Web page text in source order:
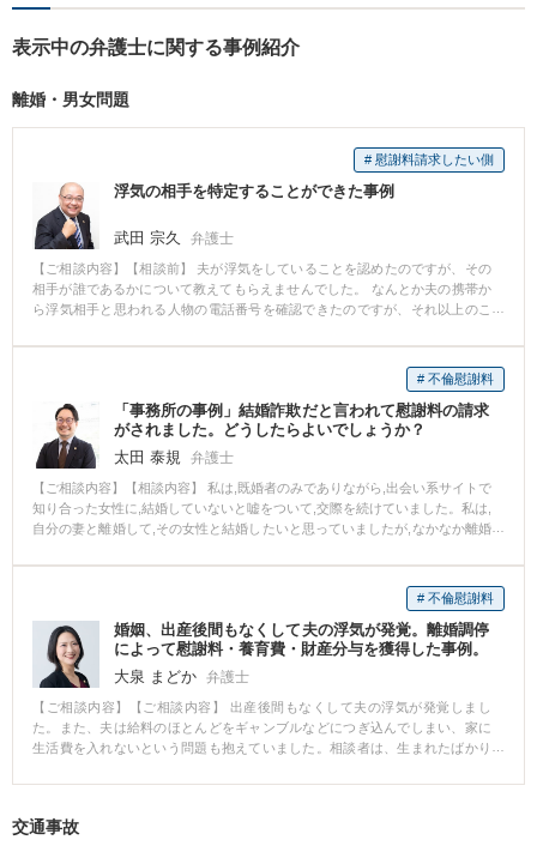
表示中の弁護士に関する事例紹介
離婚・男女問題
# 慰謝料請求したい側
浮気の相手を特定することができた事例
武田 宗久 弁護士
【ご相談内容】【相談前】 夫が浮気をしていることを認めたのですが、その
相手が誰であるかについて教えてもらえませんでした。 なんとか夫の携帯か
ら浮気相手と思われる人物の電話番号を確認できたのですが、それ以上のこ
したところ弁護士会を通じた照会を携帯のキャリアにしてもらうことにより
電話番号から浮気相手が誰であるかがわかりました。 そして、その後の慰謝
料の交渉についても弁護士に依頼したことでスムーズに進めることができま
した。 【先生のコメント】 いわゆる23条照会を使うことで通常は分からない
情報を得ることにより浮気相手が分かり、慰謝料の請求が可能となる場合が
あります。 ぜひ一度ご相談ください。
# 不倫慰謝料
「事務所の事例」結婚詐欺だと言われて慰謝料の請求
がされました。どうしたらよいでしょうか？
太田 泰規 弁護士
【ご相談内容】【相談内容】 私は,既婚者のみでありながら,出会い系サイトで
知り合った女性に,結婚していないと嘘をついて,交際を続けていました。私は,
自分の妻と離婚して,その女性と結婚したいと思っていましたが,なかなか離婚
ら,一部生活費を援助してもらっていました。 ところが,相手に私が結婚してい
ることがバレてしまい,結婚詐欺だ,今まで援助したお金を返せ!と言われまし
た。 どうしたらよいでしょうか? 私は,自分が相手の女性に嘘をついていたこ
とを本当に申し訳なく思っていました。 しかし,だれにも相談できずにいまし
た。 先生に相談して,心が癒され,相手の女性に謝罪の気持ちを伝えようと思い
ました。私は経済的に決して余裕があるわけではありませんでしたが,嘘をつ
いて交際をしていたことで,多少なりとも慰謝料を払わなければならない可能
性も理解することができました。 事件が終わり,自身がなんとか支払える金額
で合意ができて,本当に良かったです。 ありがとうございました。 【先生のコ
メント】 こちらこそありがとうございました。 結婚詐欺,というと聞こえは悪
よかったです。 今回の事件ではそこまでではなりませんでしたが,「結婚詐欺
# 不倫慰謝料
婚姻、出産後間もなくして夫の浮気が発覚。離婚調停
によって慰謝料・養育費・財産分与を獲得した事例。
大泉 まどか 弁護士
【ご相談内容】【ご相談内容】 出産後間もなくして夫の浮気が発覚しまし
た。また、夫は給料のほとんどをギャンブルなどにつぎ込んでしまい、家に
生活費を入れないという問題も抱えていました。相談者は、生まれたばかり
でした。相談者としては、離婚したいという意思を有しているものの、慰謝
み切れない状態でした。また、その時点ではまだ夫と同居していました。
交通事故